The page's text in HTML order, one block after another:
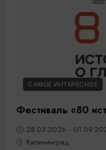
САМОЕ ИНТЕРЕСНОЕ
Фестиваль «80
28.03.2026 -
Калининград